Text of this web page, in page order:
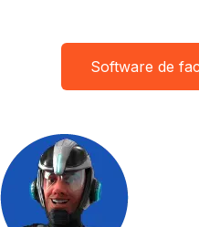
Software de